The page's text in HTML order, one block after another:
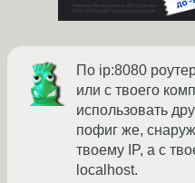
По ip:8080
или с твоего
использовать
пофиг же,
твоему IP, а с
localhost.